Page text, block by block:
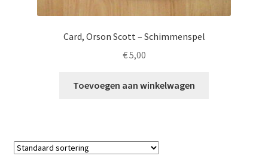
Card, Orson Scott – Schimmenspel
€5,00
Toevoegen aan winkelwagen